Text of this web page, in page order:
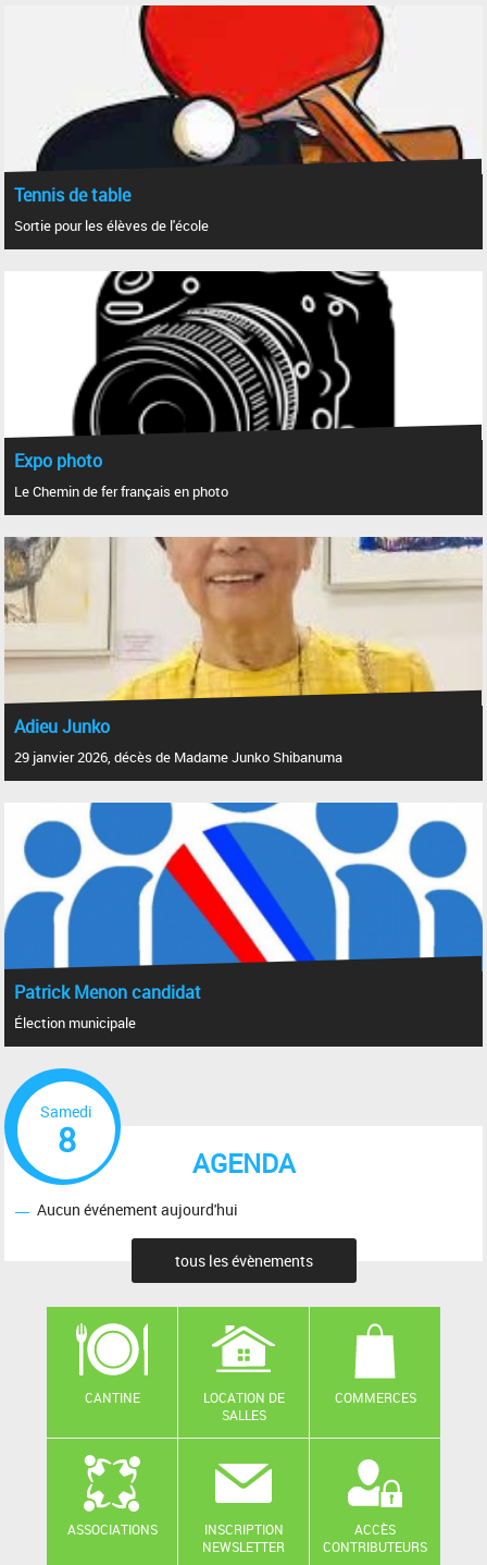
Tennis de table
Sortie pour les élèves de l'école
Expo photo
Le Chemin de fer français en photo
Adieu Junko
29 janvier 2026, décès de Madame Junko Shibanuma
Patrick Menon candidat
Élection municipale
AGENDA
Samedi
8
Aucun événement aujourd'hui
tous les évènements
CANTINE
LOCATION DE
SALLES
COMMERCES
ASSOCIATIONS
INSCRIPTION
NEWSLETTER
ACCÈS
CONTRIBUTEURS